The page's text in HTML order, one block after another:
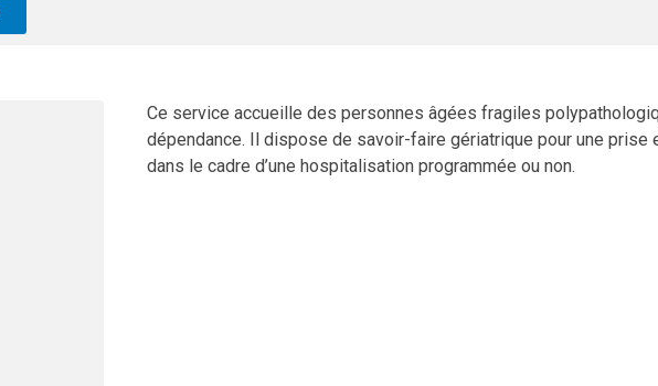
Ce service accueille des personnes âgées fragiles
dépendance. Il dispose de savoir-faire gériatrique pour une prise
dans le cadre d’une hospitalisation programmée ou non.